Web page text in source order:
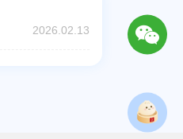
2026.02.13